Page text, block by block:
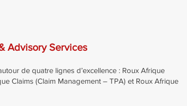
Advisory Services
de quatre lignes d’excellence : Roux Afrique
Claims (Claim Management – TPA) et Roux Afrique